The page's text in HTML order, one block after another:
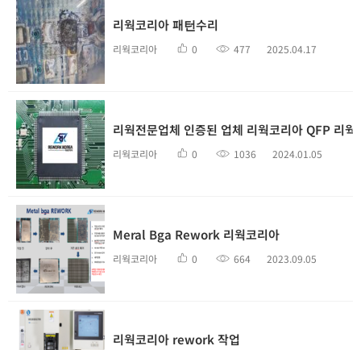
리웍코리아 패턴수리
리웍코리아 0 477 2025.04.17
리웍전문업체 인증된 업체 리웍코리아 QFP 리웍
리웍코리아 0 1036 2024.01.05
Meral Bga Rework 리웍코리아
리웍코리아 0 664 2023.09.05
리웍코리아 rework 작업